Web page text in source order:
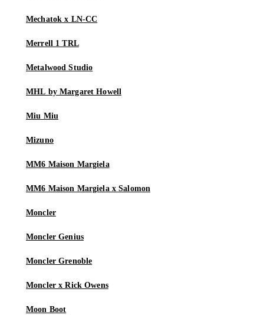
Mechatok x LN-CC
Merrell 1 TRL
Metalwood Studio
MHL by Margaret Howell
Miu Miu
Mizuno
MM6 Maison Margiela
MM6 Maison Margiela x Salomon
Moncler
Moncler Genius
Moncler Grenoble
Moncler x Rick Owens
Moon Boot